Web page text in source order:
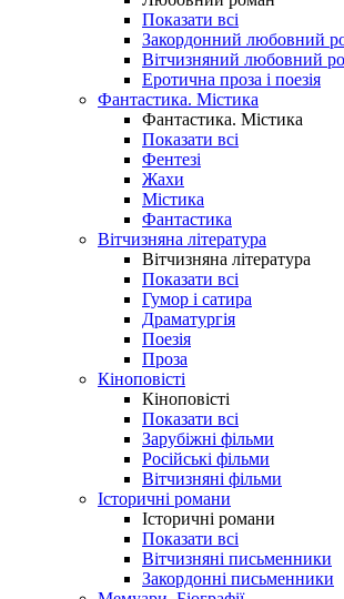
Показати всі
Закордонний любовний
Вітчизняний любовний
Еротична проза і поезія
Фантастика. Містика
Фантастика. Містика
Показати всі
Фентезі
Жахи
Містика
Фантастика
Вітчизняна література
Вітчизняна література
Показати всі
Гумор і сатира
Драматургія
Поезія
Проза
Кіноповісті
Кіноповісті
Показати всі
Зарубіжні фільми
Російські фільми
Вітчизняні фільми
Історичні романи
Історичні романи
Показати всі
Вітчизняні письменники
Закордонні письменники